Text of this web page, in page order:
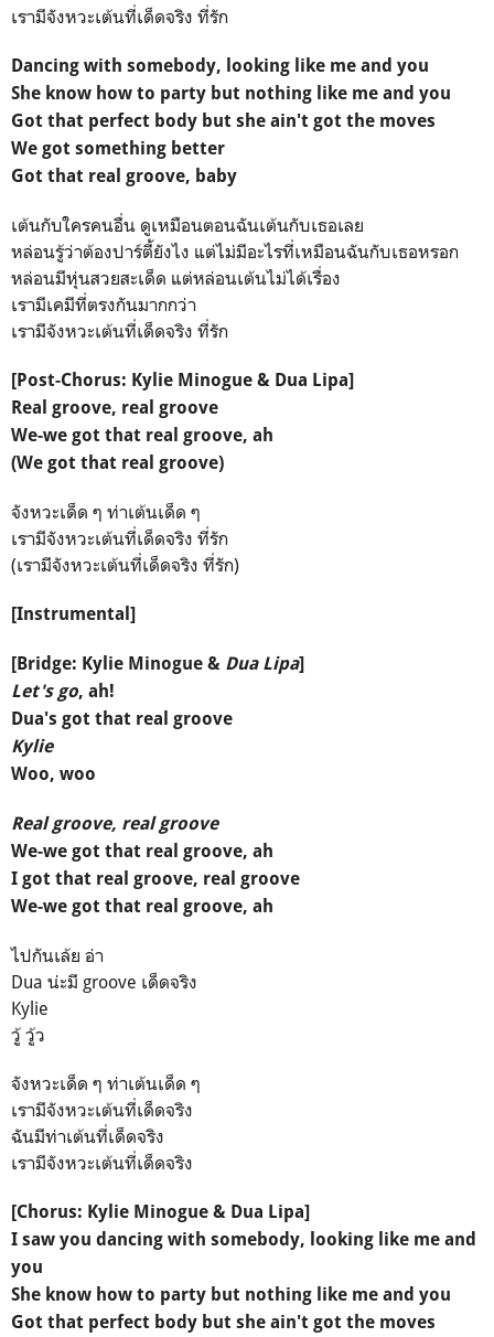
เรามีจังหวะเต้นที่เด็ดจริง ที่รัก
Dancing with somebody, looking like me and you
She know how to party but nothing like me and you
Got that perfect body but she ain't got the moves
We got something better
Got that real groove, baby
เต้นกับใครคนอื่น ดูเหมือนตอนฉันเต้นกับเธอเลย
หล่อนรู้ว่าต้องปาร์ตี้ยังไง แต่ไม่มีอะไรที่เหมือนฉันกับเธอหรอก
หล่อนมีหุ่นสวยสะเด็ด แต่หล่อนเต้นไม่ได้เรื่อง
เรามีเคมีที่ตรงกันมากกว่า
เรามีจังหวะเต้นที่เด็ดจริง ที่รัก
[Post-Chorus: Kylie Minogue & Dua Lipa]
Real groove, real groove
We-we got that real groove, ah
(We got that real groove)
จังหวะเด็ด ๆ ท่าเต้นเด็ด ๆ
เรามีจังหวะเต้นที่เด็ดจริง ที่รัก
(เรามีจังหวะเต้นที่เด็ดจริง ที่รัก)
[Instrumental]
[Bridge: Kylie Minogue & Dua Lipa]
Let's go, ah!
Dua's got that real groove
Kylie
Woo, woo
Real groove, real groove
We-we got that real groove, ah
I got that real groove, real groove
We-we got that real groove, ah
ไปกันเล้ย อ่า
Dua น่ะมี groove เด็ดจริง
Kylie
วู้ วู้ว
จังหวะเด็ด ๆ ท่าเต้นเด็ด ๆ
เรามีจังหวะเต้นที่เด็ดจริง
ฉันมีท่าเต้นที่เด็ดจริง
เรามีจังหวะเต้นที่เด็ดจริง
[Chorus: Kylie Minogue & Dua Lipa]
I saw you dancing with somebody, looking like me and
you
She know how to party but nothing like me and you
Got that perfect body but she ain't got the moves